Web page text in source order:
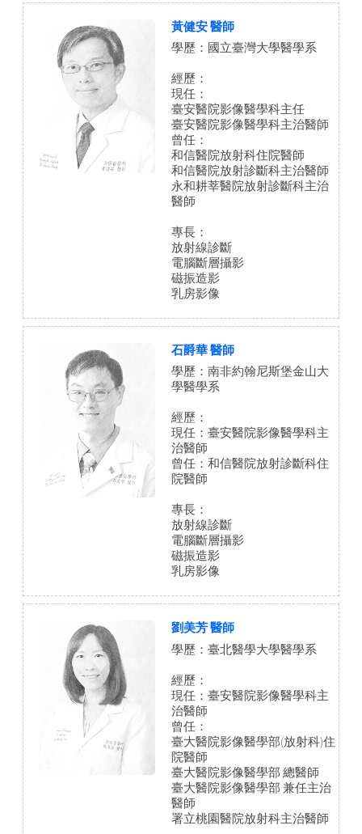
黃健安 醫師
學歷：國立臺灣大學醫學系
經歷：
現任：
臺安醫院影像醫學科主任
臺安醫院影像醫學科主治醫師
曾任：
和信醫院放射科住院醫師
和信醫院放射診斷科主治醫師
永和耕莘醫院放射診斷科主治
醫師
專長：
放射線診斷
電腦斷層攝影
磁振造影
乳房影像
石爵華 醫師
學歷：南非約翰尼斯堡金山大
學醫學系
經歷：
現任：臺安醫院影像醫學科主
治醫師
曾任：和信醫院放射診斷科住
院醫師
專長：
放射線診斷
電腦斷層攝影
磁振造影
乳房影像
劉美芳 醫師
學歷：臺北醫學大學醫學系
經歷：
現任：臺安醫院影像醫學科主
治醫師
曾任：
臺大醫院影像醫學部(放射科)住
院醫師
臺大醫院影像醫學部 總醫師
臺大醫院影像醫學部 兼任主治
醫師
署立桃園醫院放射科主治醫師